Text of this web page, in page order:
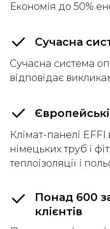
Економія до 50%
Сучасна
Сучасна система
відповідає
Клімат-панелі EFFI
німецьких труб і
теплоізоляції і
Понад 600
клієнтів